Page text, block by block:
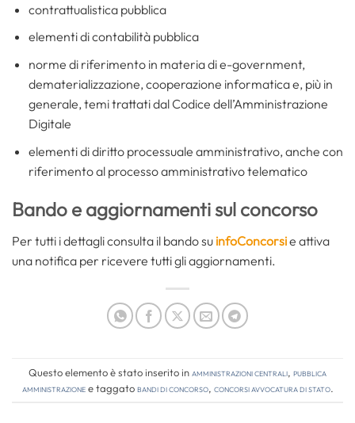
contrattualistica pubblica
elementi di contabilità pubblica
norme di riferimento in materia di e-government,
dematerializzazione, cooperazione informatica e, più in
generale, temi trattati dal Codice dell’Amministrazione
Digitale
elementi di diritto processuale amministrativo, anche con
riferimento al processo amministrativo telematico
Bando e aggiornamenti sul concorso
Per tutti i dettagli consulta il bando su infoConcorsie attiva
una notifica per ricevere tutti gli aggiornamenti.
Questo elemento è stato inserito in Amministrazioni Centrali, Pubblica
amministrazionee taggatobandi di concorso, concorsi avvocatura di stato.